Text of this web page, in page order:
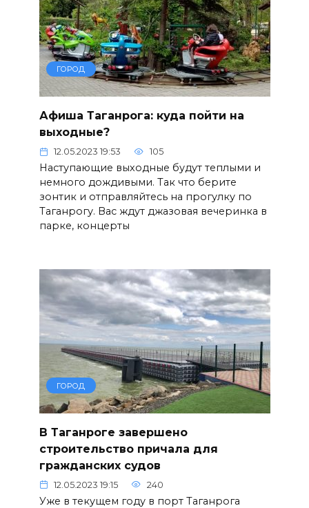
ГОРОД
Афиша Таганрога: куда пойти на
выходные?
12.05.2023 19:53 105
Наступающие выходные будут теплыми и
немного дождивыми. Так что берите
зонтик и отправляйтесь на прогулку по
Таганрогу. Вас ждут джазовая вечеринка в
парке, концерты
ГОРОД
В Таганроге завершено
строительство причала для
гражданских судов
12.05.2023 19:15 240
Уже в текущем году в порт Таганрога